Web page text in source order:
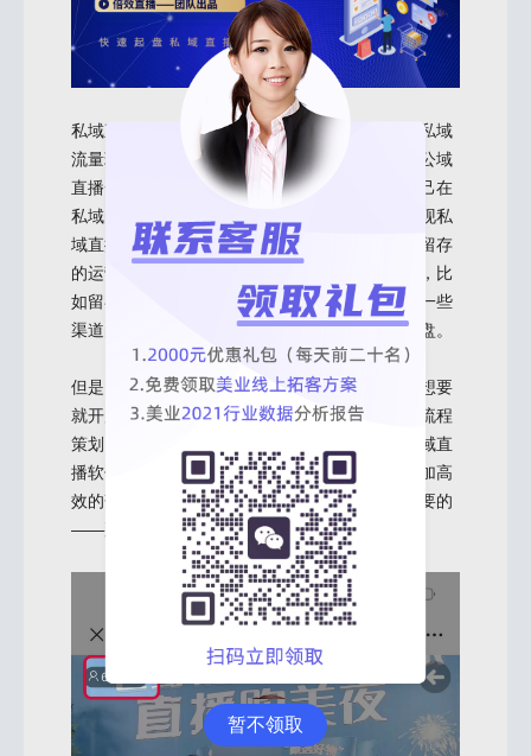
私域直播是在私域环境下开展的直播形式，因为私域
流量环境封闭，我们开展私域直播的时候不能像公域
直播一样获取平台的流量，需要机构或企业将自己在
私域的存量基础进行综合的运营和激活，从而实现私
域直播变现或运营的目的，如果我们平时有客户留存
的运营习惯，那么起盘私域直播就更加快速高效，比
如留存在员工微信里的客户，或者是长期合作的一些
渠道的客户资源等，这些都有助于私域直播的起盘。
但是，也恰好是因为私域直播的流量闭塞，我们想要
就开展私域直播一方面就要借助对于私域直播的流程
策划，重点规划营销推广，另一方面也要借助私域直
播软件的功能对我们流程的完美呈现，使直播更加高
效的落地。其中直播流程中有一个环节是比较重要的
——那就是私域流量的直播活动邀约。
暂不领取